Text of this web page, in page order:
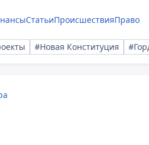
СтатьиПроисшествияПраво
#Новая Конституция